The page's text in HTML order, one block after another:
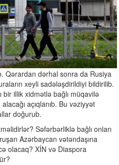
Qərardan dərhal sonra da Rusiya
xeyli sadələşdirildiyi bildirilib.
illik xidmətlə bağlı müqavilə
açıqlanıb. Bu vəziyyət
doğurub.
Səfərbərliklə bağlı onları
Azərbaycan vətəndaşına
olacaq? XİN və Diaspora